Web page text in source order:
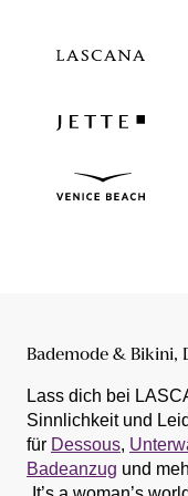
Bademode & Bikini,
Lass dich bei
Sinnlichkeit und
für Dessous,
Badeanzug und